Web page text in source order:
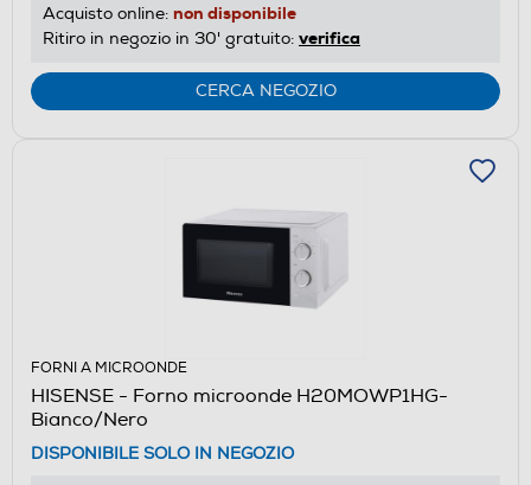
Acquisto online: non disponibile
Ritiro in negozio in 30' gratuito: verifica
CERCA NEGOZIO
FORNI A MICROONDE
HISENSE - Forno microonde H20MOWP1HG-
Bianco/Nero
DISPONIBILE SOLO IN NEGOZIO